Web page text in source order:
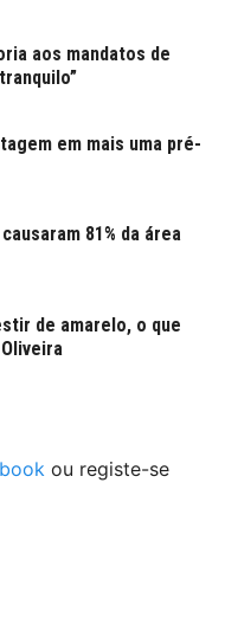
aos mandatos de
em mais uma pré-
81% da área
de amarelo, o que
ou registe-se